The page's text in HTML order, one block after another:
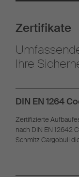
Zertifikate
Ihre
DIN EN 1264
Zertifizierte
nach DIN EN 12642
Schmitz Cargobull